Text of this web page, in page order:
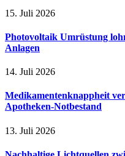
15. Juli 2026
Photovoltaik Umrüstung
Anlagen
14. Juli 2026
Medikamentenknappheit
Apotheken-Notbestand
13. Juli 2026